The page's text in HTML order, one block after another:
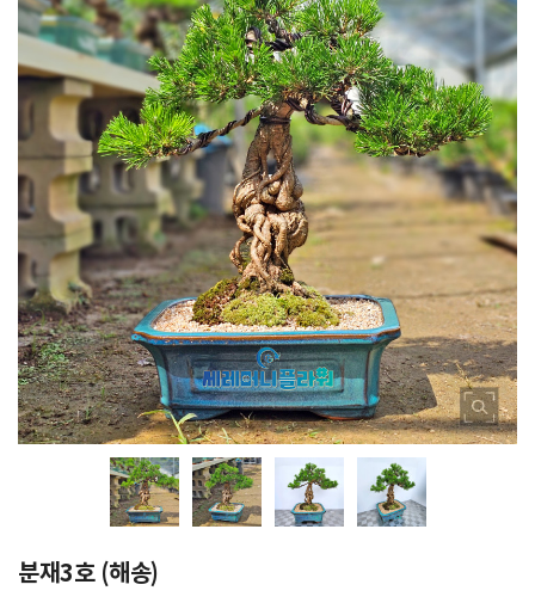
분재3호 (해송)